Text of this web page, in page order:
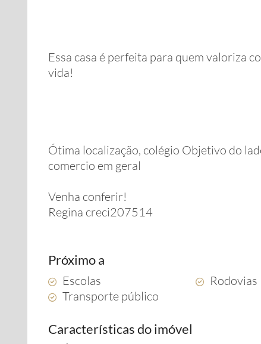
Essa casa é perfeita para quem valoriza
vida!
Ótima localização, colégio Objetivo do
comercio em geral
Venha conferir!
Regina creci207514
Próximo a
Escolas Rodovias
Transporte público
Características do imóvel